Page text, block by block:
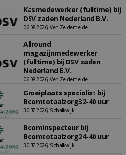
Kasmedewerker (fulltime) bij
DSV zaden Nederland B.V.
06-08-2026, Ven-Zelderheide
Allround
magazijnmedewerker
(fulltime) bij DSV zaden
Nederland B.V.
06-08-2026, Ven Zelderheide
Groeiplaats specialist bij
Boomtotaalzorg32-40 uur
30-07-2026, Schalkwijk
Boominspecteur bij
Boomtotaalzorg24-40 uur
30-07-2026, Schalkwijk